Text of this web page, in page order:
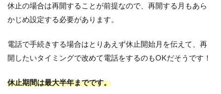
休止の場合は再開することが前提なので、再開する月もあら
かじめ設定する必要があります。
電話で手続きする場合はとりあえず休止開始月を伝えて、再
開したいタイミングで改めて電話をするのもOKだそうです！
休止期間は最大半年までです。